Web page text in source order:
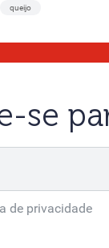
queijo
se
de privacidade